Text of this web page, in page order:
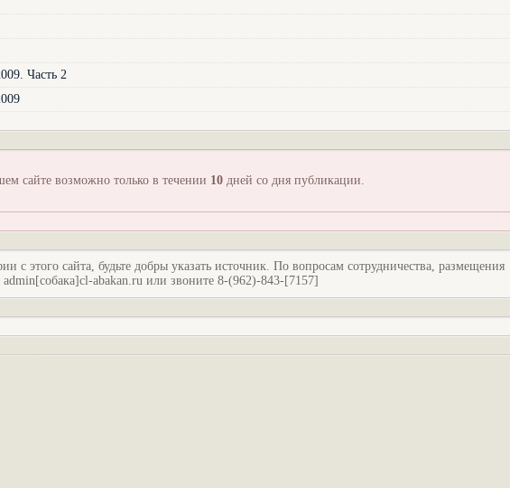
Часть 2
сайте возможно только в течении 10 дней со дня публикации.
с этого сайта, будьте добры указать источник. По вопросам сотрудничества, размещения
abakan.ru или звоните 8-(962)-843-[7157]